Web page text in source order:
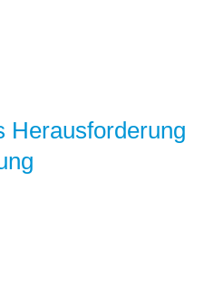
Herausforderung